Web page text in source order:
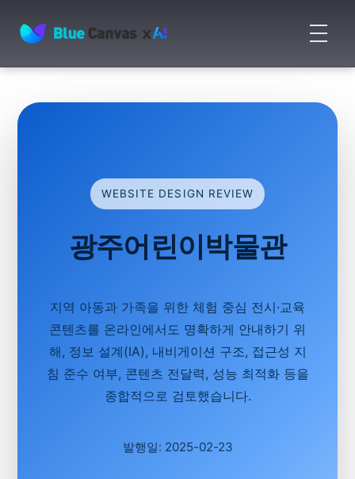
BLUECANVAS
메
뉴
기
WEBSITE DESIGN REVIEW
광주어린이박물관
지역 아동과 가족을 위한 체험 중심 전시·교육
콘텐츠를 온라인에서도 명확하게 안내하기 위
해, 정보 설계(IA), 내비게이션 구조, 접근성 지
침 준수 여부, 콘텐츠 전달력, 성능 최적화 등을
종합적으로 검토했습니다.
발행일: 2025-02-23